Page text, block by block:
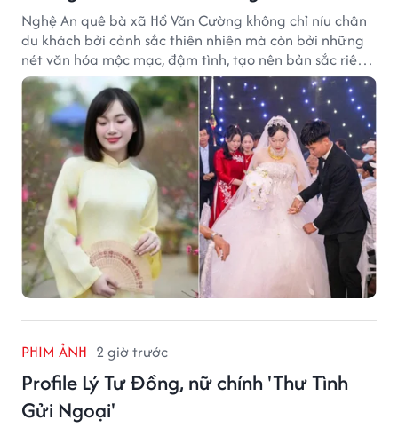
Nghệ An quê bà xã Hồ Văn Cường không chỉ níu chân
du khách bởi cảnh sắc thiên nhiên mà còn bởi những
nét văn hóa mộc mạc, đậm tình, tạo nên bản sắc riêng
của vùng đất xứ Nghệ.
PHIM ẢNH 2 giờ trước
Profile Lý Tư Đồng, nữ chính 'Thư Tình
Gửi Ngoại'